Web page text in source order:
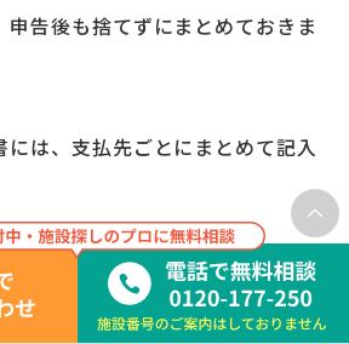
告後も捨てずにまとめておきま
には、支払先ごとにまとめて記入
書を作成する